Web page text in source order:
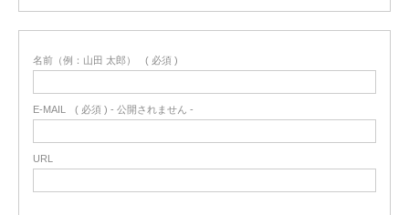
名前（例：山田 太郎） ( 必須 )
E-MAIL ( 必須 ) - 公開されません -
URL